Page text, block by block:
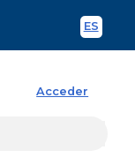
ES
Acceder